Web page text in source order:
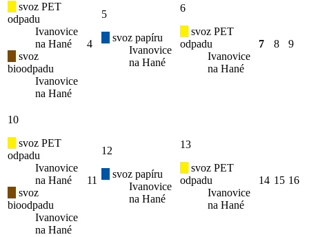
svoz PET
odpadu
Ivanovice
na Hané
svoz
bioodpadu
Ivanovice
na Hané
4
5
svoz papíru
Ivanovice
na Hané
6
svoz PET
odpadu
Ivanovice
na Hané
7 8 9
10
svoz PET
odpadu
Ivanovice
na Hané
svoz
bioodpadu
Ivanovice
na Hané
11
12
svoz papíru
Ivanovice
na Hané
13
svoz PET
odpadu
Ivanovice
na Hané
14 15 16